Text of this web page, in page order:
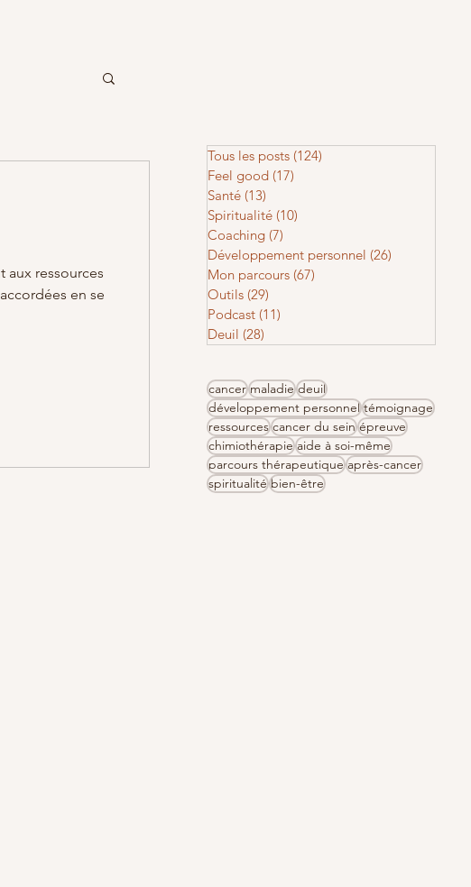
aux ressources
en se
Tous les posts (124)
Feel good (17)
Santé (13)
Spiritualité (10)
Coaching (7)
Développement personnel (26)
Mon parcours (67)
Outils (29)
Podcast (11)
Deuil (28)
cancer maladie deuil
développement personnel témoignage
ressources cancer du sein épreuve
chimiothérapie aide à soi-même
parcours thérapeutique après-cancer
spiritualité bien-être